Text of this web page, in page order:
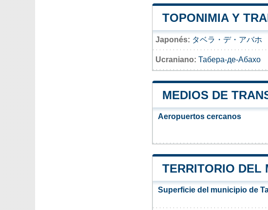
TOPONIMIA Y
Japonés: タベラ・デ・アバホ
Ucraniano: Табера-де-Абахо
MEDIOS DE
Aeropuertos cercanos
TERRITORIO DEL
Superficie del municipio de